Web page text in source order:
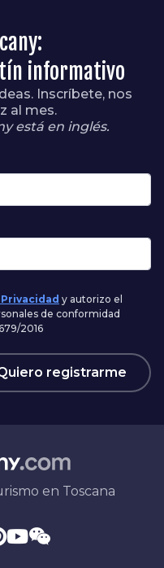
informativo
Inscríbete, nos
al mes.
está en inglés.
y autorizo el
de conformidad
2016
registrarme
en Toscana